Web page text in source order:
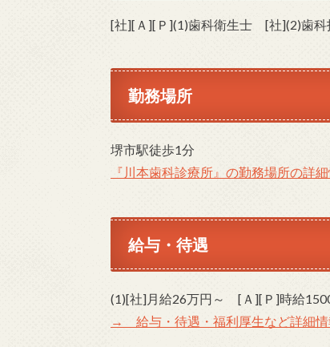
[社][Ａ][Ｐ](1)歯科衛生士 [社](2)歯科
勤務場所
堺市駅徒歩1分
『川本歯科診療所』の勤務場所の詳
給与・待遇
(1)[社]月給26万円～ [Ａ][Ｐ]時給
→ 給与・待遇・福利厚生など詳細情